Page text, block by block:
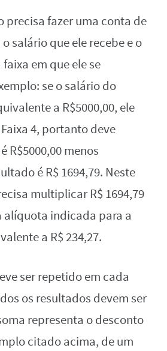
precisa fazer uma conta de
salário que ele recebe e o
em que ele se
se o salário do
a R$5000,00, ele
4, portanto deve
R$5000,00 menos
é R$ 1694,79. Neste
multiplicar R$ 1694,79
alíquota indicada para a
a R$ 234,27.
ser repetido em cada
os resultados devem ser
representa o desconto
citado acima, de um